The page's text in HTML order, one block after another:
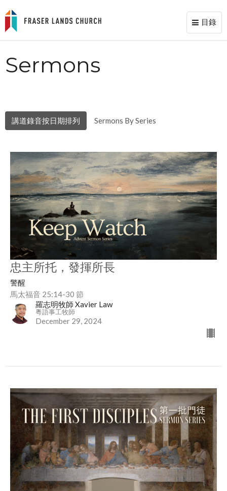
Toggle
目錄
Sermons
講道錄音按日期排列 Sermons By Series
忠主所托，發揮所長
警醒
馬太福音 25:14-30 節
羅志明牧師 Xavier Law
粵語事工牧師
December 29, 2024